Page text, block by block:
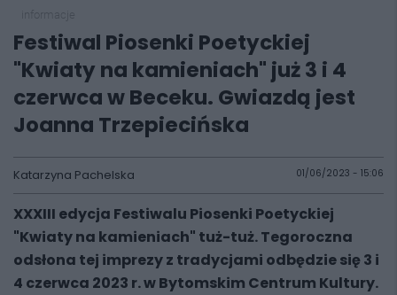
Festiwal Piosenki Poetyckiej
"Kwiaty na kamieniach" już 3 i 4
czerwca w Beceku. Gwiazdą jest
Joanna Trzepiecińska
Katarzyna Pachelska 01/06/2023 - 15:06
XXXIII edycja Festiwalu Piosenki Poetyckiej
"Kwiaty na kamieniach" tuż-tuż. Tegoroczna
odsłona tej imprezy z tradycjami odbędzie się 3 i
4 czerwca 2023 r. w Bytomskim Centrum Kultury.